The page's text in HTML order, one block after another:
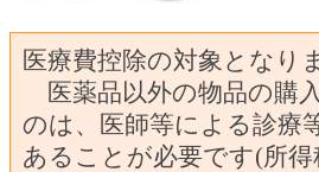
医療費控除の対象となり
医薬品以外の物品の購
のは、医師等による診療
あることが必要です(所